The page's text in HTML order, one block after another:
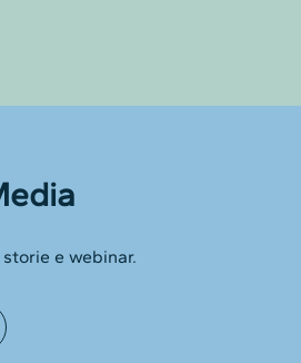
e webinar.